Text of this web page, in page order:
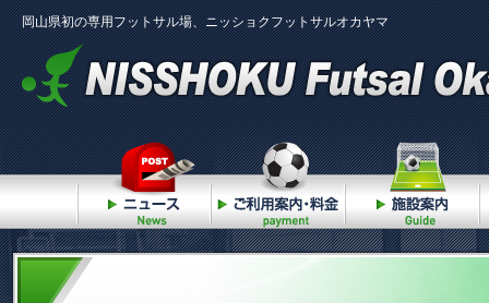
岡山県初の専用フットサル場、ニッショクフットサルオカヤマ
ニュース ご利用案内・料金